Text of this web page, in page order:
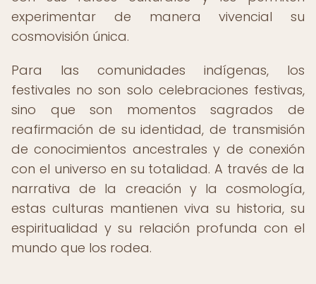
experimentar de manera vivencial su
cosmovisión única.
Para las comunidades indígenas, los
festivales no son solo celebraciones festivas,
sino que son momentos sagrados de
reafirmación de su identidad, de transmisión
de conocimientos ancestrales y de conexión
con el universo en su totalidad. A través de la
narrativa de la creación y la cosmología,
estas culturas mantienen viva su historia, su
espiritualidad y su relación profunda con el
mundo que los rodea.